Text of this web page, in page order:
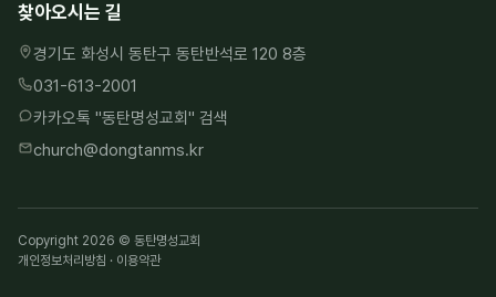
찾아오시는 길
경기도 화성시 동탄구 동탄반석로 120 8층
031-613-2001
카카오톡 "동탄명성교회" 검색
church@dongtanms.kr
Copyright 2026 © 동탄명성교회
개인정보처리방침 · 이용약관